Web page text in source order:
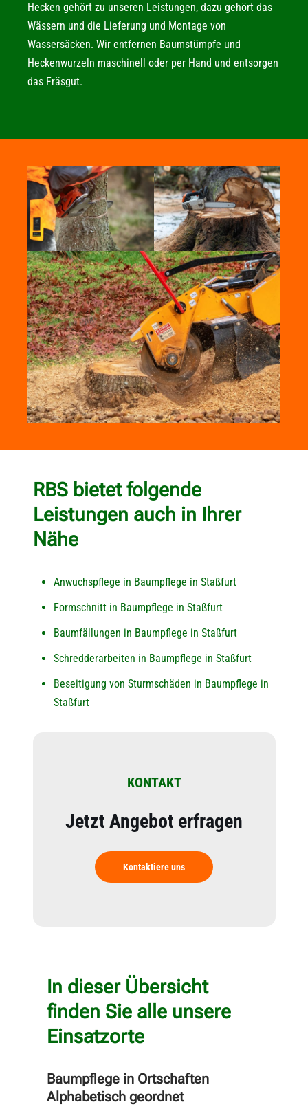
Hecken gehört zu unseren Leistungen, dazu gehört das
Wässern und die Lieferung und Montage von
Wassersäcken. Wir entfernen Baumstümpfe und
Heckenwurzeln maschinell oder per Hand und entsorgen
das Fräsgut.
RBS bietet folgende
Leistungen auch in Ihrer
Nähe
Anwuchspflege in Baumpflege in Staßfurt
Formschnitt in Baumpflege in Staßfurt
Baumfällungen in Baumpflege in Staßfurt
Schredderarbeiten in Baumpflege in Staßfurt
Beseitigung von Sturmschäden in Baumpflege in
Staßfurt
KONTAKT
Jetzt Angebot erfragen
Kontaktiere uns
In dieser Übersicht
finden Sie alle unsere
Einsatzorte
Baumpflege in Ortschaften
Alphabetisch geordnet